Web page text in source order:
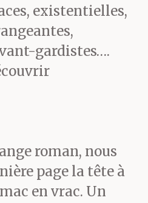
existentielles,
gardistes….
roman, nous
page la tête à
en vrac. Un